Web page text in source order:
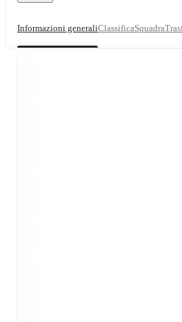
Informazioni generaliClassificaSquadra